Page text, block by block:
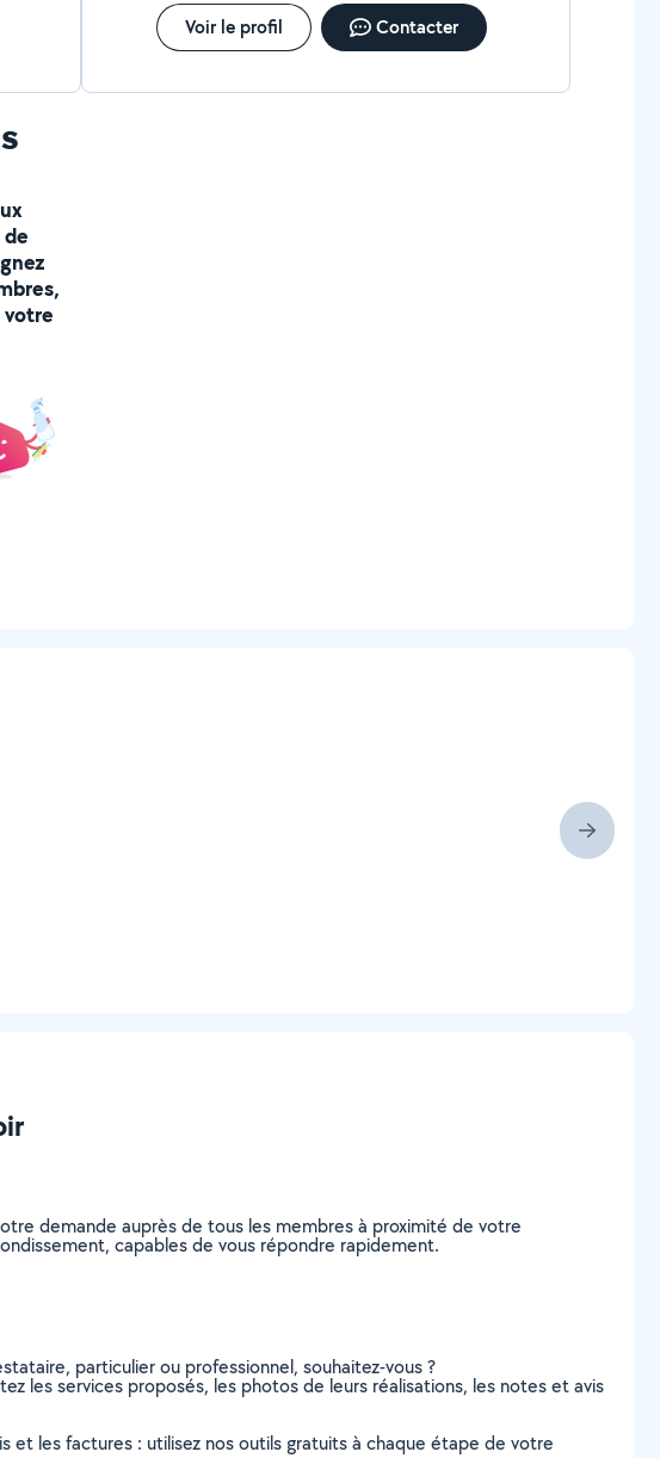
Voir le profil Contacter
demande auprès de tous les membres à proximité de votre
capables de vous répondre rapidement.
particulier ou professionnel, souhaitez-vous ?
les services proposés, les photos de leurs réalisations, les notes et avis
et les factures : utilisez nos outils gratuits à chaque étape de votre